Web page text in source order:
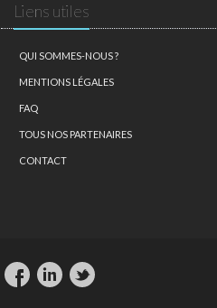
Liens utiles
QUI SOMMES-NOUS ?
MENTIONS LÉGALES
FAQ
TOUS NOS PARTENAIRES
CONTACT